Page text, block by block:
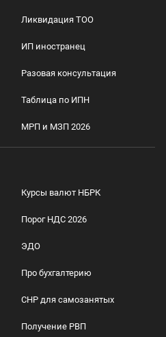
Ликвидация ТОО
ИП иностранец
Разовая консультация
Таблица по ИПН
МРП и МЗП 2026
Курсы валют НБРК
Порог НДС 2026
ЭДО
Про бухгалтерию
СНР для самозанятых
Получение РВП